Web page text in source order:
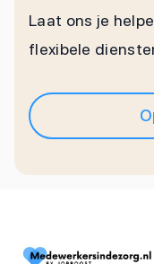
Laat ons je
flexibele